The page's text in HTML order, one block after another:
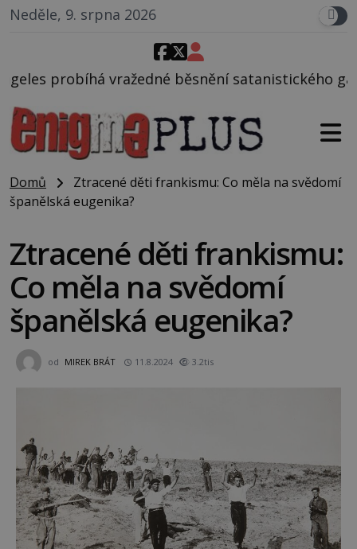
Neděle, 9. srpna 2026
běsnění satanistického gangu vedeného
Domů
Ztracené děti frankismu: Co měla na svědomí
španělská eugenika?
Ztracené děti frankismu:
Co měla na svědomí
španělská eugenika?
od MIREK BRÁT 11.8.2024 3.2tis